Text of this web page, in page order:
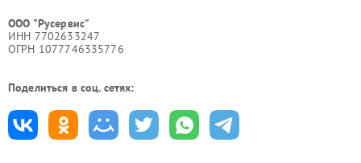
ООО "Русервис"
ИНН 7702633247
ОГРН 1077746335776
Поделиться в соц. сетях: